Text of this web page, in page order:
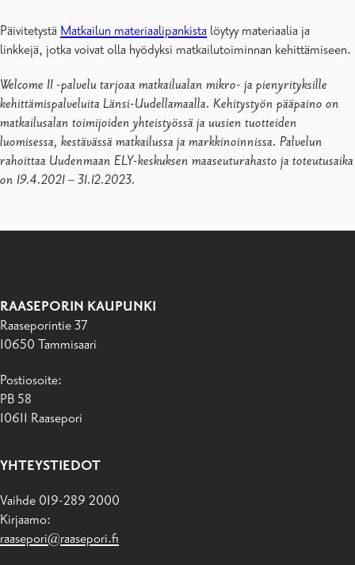
Päivitetystä Matkailun materiaalipankista löytyy materiaalia ja
linkkejä, jotka voivat olla hyödyksi matkailutoiminnan kehittämiseen.
Welcome II -palvelu tarjoaa matkailualan mikro- ja pienyrityksille
kehittämispalveluita Länsi-Uudellamaalla. Kehitystyön pääpaino on
matkailusalan toimijoiden yhteistyössä ja uusien tuotteiden
luomisessa, kestävässä matkailussa ja markkinoinnissa. Palvelun
rahoittaa Uudenmaan ELY-keskuksen maaseuturahasto ja toteutusaika
on 19.4.2021 – 31.12.2023.
RAASEPORIN KAUPUNKI
Raaseporintie 37
10650 Tammisaari
Postiosoite:
PB 58
10611 Raasepori
YHTEYSTIEDOT
Vaihde 019-289 2000
Kirjaamo:
raasepori@raasepori.fi